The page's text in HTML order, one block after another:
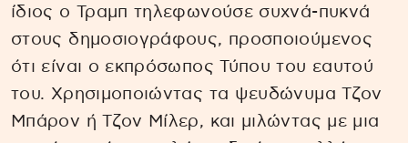
ίδιος ο Τραμπ τηλεφωνούσε συχνά-πυκνά
στους δημοσιογράφους, προσποιούμενος
ότι είναι ο εκπρόσωπος Τύπου του εαυτού
του. Χρησιμοποιώντας τα ψευδώνυμα Τζον
Μπάρον ή Τζον Μίλερ, και μιλώντας με μια